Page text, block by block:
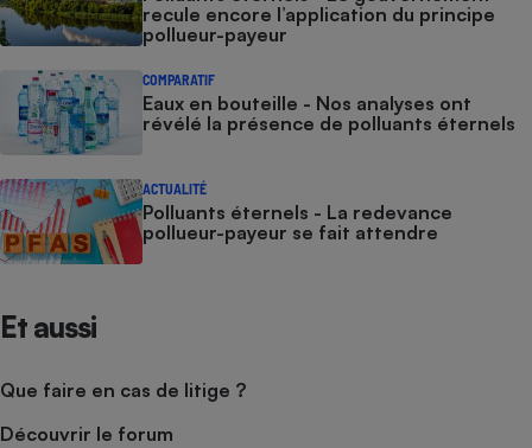
recule encore l’application du principe
pollueur-payeur
COMPARATIF
Eaux en bouteille - Nos analyses ont
révélé la présence de polluants éternels
ACTUALITÉ
Polluants éternels - La redevance
pollueur-payeur se fait attendre
Et aussi
Que faire en cas de litige ?
Découvrir le forum